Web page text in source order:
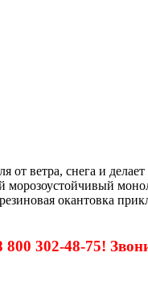
от ветра, снега и
окантовка
800 302-48-75!